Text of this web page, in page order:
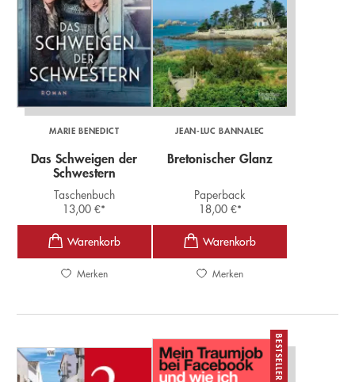
MARIE BENEDICT
Das Schweigen der
Schwestern
Taschenbuch
13,00€*
Merken
JEAN-LUC BANNALEC
Bretonischer Glanz
Paperback
18,00 €*
Merken
BESTSELLER